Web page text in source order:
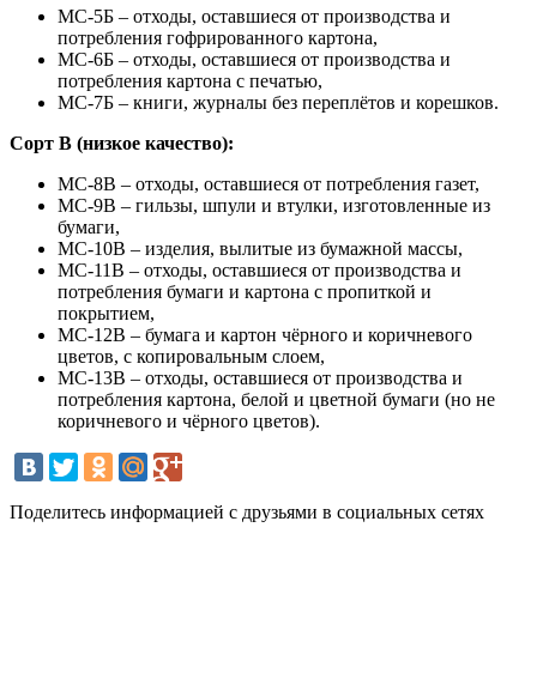
МС-5Б – отходы, оставшиеся от производства и
потребления гофрированного картона,
МС-6Б – отходы, оставшиеся от производства и
потребления картона с печатью,
МС-7Б – книги, журналы без переплётов и корешков.
Сорт В (низкое качество):
МС-8В – отходы, оставшиеся от потребления газет,
МС-9В – гильзы, шпули и втулки, изготовленные из
бумаги,
МС-10В – изделия, вылитые из бумажной массы,
МС-11В – отходы, оставшиеся от производства и
потребления бумаги и картона с пропиткой и
покрытием,
МС-12В – бумага и картон чёрного и коричневого
цветов, с копировальным слоем,
МС-13В – отходы, оставшиеся от производства и
потребления картона, белой и цветной бумаги (но не
коричневого и чёрного цветов).
Поделитесь информацией с друзьями в социальных сетях